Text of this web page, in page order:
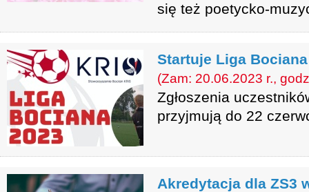
się też poetycko-
Startuje Liga
(Zam: 20.06.2023 r.,
Zgłoszenia
przyjmują do 22
Akredytacja dla ZS3